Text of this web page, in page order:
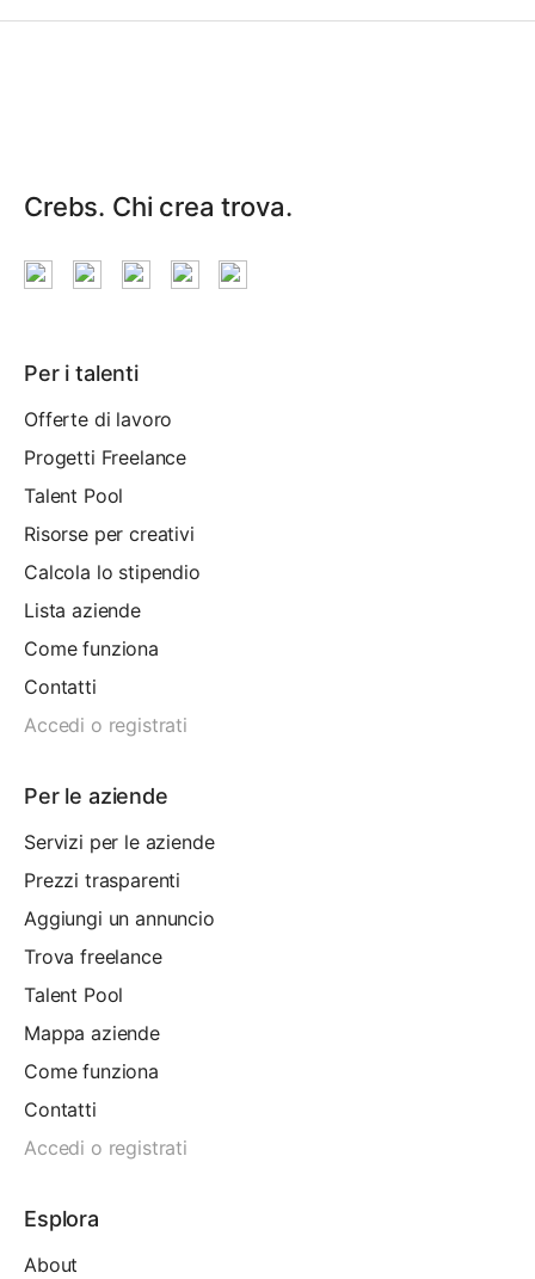
Crebs. Chi crea trova.
Per i talenti
Offerte di lavoro
Progetti Freelance
Talent Pool
Risorse per creativi
Calcola lo stipendio
Lista aziende
Come funziona
Contatti
Accedi o registrati
Per le aziende
Servizi per le aziende
Prezzi trasparenti
Aggiungi un annuncio
Trova freelance
Talent Pool
Mappa aziende
Come funziona
Contatti
Accedi o registrati
Esplora
About